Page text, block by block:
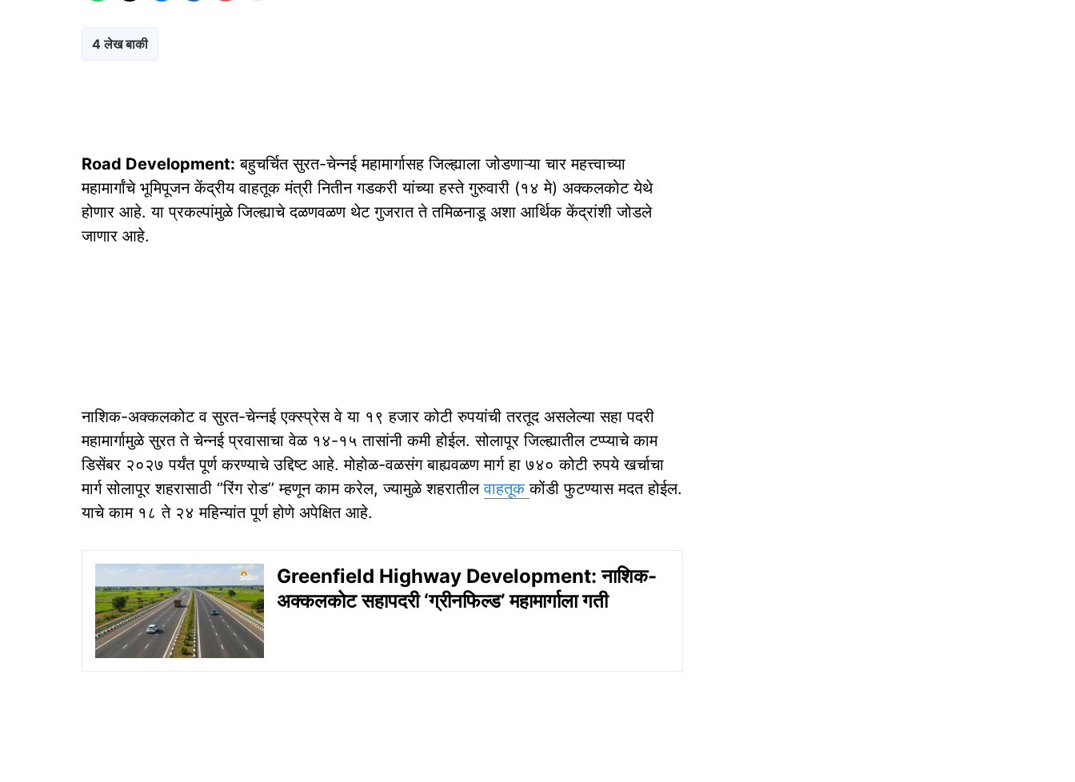
4 लेख बाकी
Road Development: बहुचर्चित सुरत-चेन्नई महामार्गासह जिल्ह्याला जोडणाऱ्या चार महत्त्वाच्या
महामार्गांचे भूमिपूजन केंद्रीय वाहतूक मंत्री नितीन गडकरी यांच्या हस्ते गुरुवारी (१४ मे) अक्कलकोट येथे
होणार आहे. या प्रकल्पांमुळे जिल्ह्याचे दळणवळण थेट गुजरात ते तमिळनाडू अशा आर्थिक केंद्रांशी जोडले
जाणार आहे.
नाशिक-अक्कलकोट व सुरत-चेन्नई एक्स्प्रेस वे या १९ हजार कोटी रुपयांची तरतूद असलेल्या सहा पदरी
महामार्गामुळे सुरत ते चेन्नई प्रवासाचा वेळ १४-१५ तासांनी कमी होईल. सोलापूर जिल्ह्यातील टप्प्याचे काम
डिसेंबर २०२७ पर्यंत पूर्ण करण्याचे उद्दिष्ट आहे. मोहोळ-वळसंग बाह्यवळण मार्ग हा ७४० कोटी रुपये खर्चाचा
मार्ग सोलापूर शहरासाठी ‘’रिंग रोड’’ म्हणून काम करेल, ज्यामुळे शहरातीलवाहतूककोंडी फुटण्यास मदत होईल.
याचे काम १८ ते २४ महिन्यांत पूर्ण होणे अपेक्षित आहे.
Greenfield Highway Development: नाशिक-
अक्कलकोट सहापदरी ‘ग्रीनफिल्ड’ महामार्गाला गती